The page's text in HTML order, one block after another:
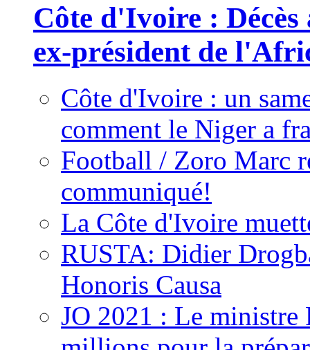
Côte d'Ivoire :
ex-président de
Côte d'Ivoire : un
comment le Niger a
Football / Zoro Marc
communiqué!
La Côte d'Ivoire
RUSTA: Didier
Honoris Causa
JO 2021 : Le ministre